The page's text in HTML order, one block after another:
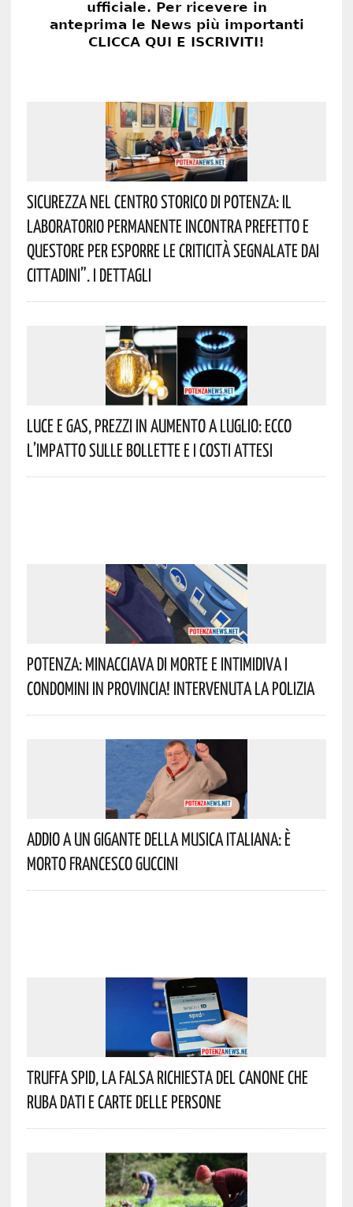
Sicurezza Nel Centro Storico Di Potenza: Il
Laboratorio Permanente Incontra Prefetto E
Questore Per Esporre Le Criticità Segnalate Dai
Cittadini”. I Dettagli
Luce E Gas, Prezzi In Aumento A Luglio: Ecco
L’impatto Sulle Bollette E I Costi Attesi
Potenza: Minacciava Di Morte E Intimidiva I
Condomini In Provincia! Intervenuta La Polizia
Addio A Un Gigante Della Musica Italiana: È
Morto Francesco Guccini
Truffa Spid, La Falsa Richiesta Del Canone Che
Ruba Dati E Carte Delle Persone